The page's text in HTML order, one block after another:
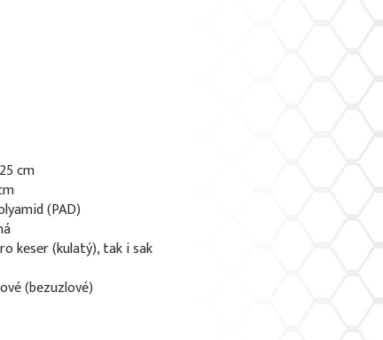
cm
(PAD)
keser (kulatý), tak i sak
(bezuzlové)